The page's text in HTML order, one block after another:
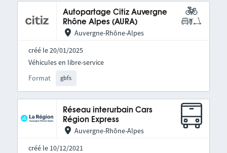
Autopartage Citiz Auvergne
Rhône Alpes (AURA)
Auvergne-Rhône-Alpes
créé le 20/01/2025
Format gbfs
Véhicules en libre-service
Réseau interurbain Cars
Région Express
Auvergne-Rhône-Alpes
créé le 10/12/2021